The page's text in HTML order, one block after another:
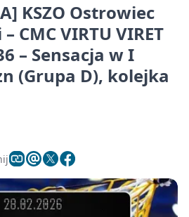
KSZO Ostrowiec
CMC VIRTU VIRET
– Sensacja w I
(Grupa D), kolejka